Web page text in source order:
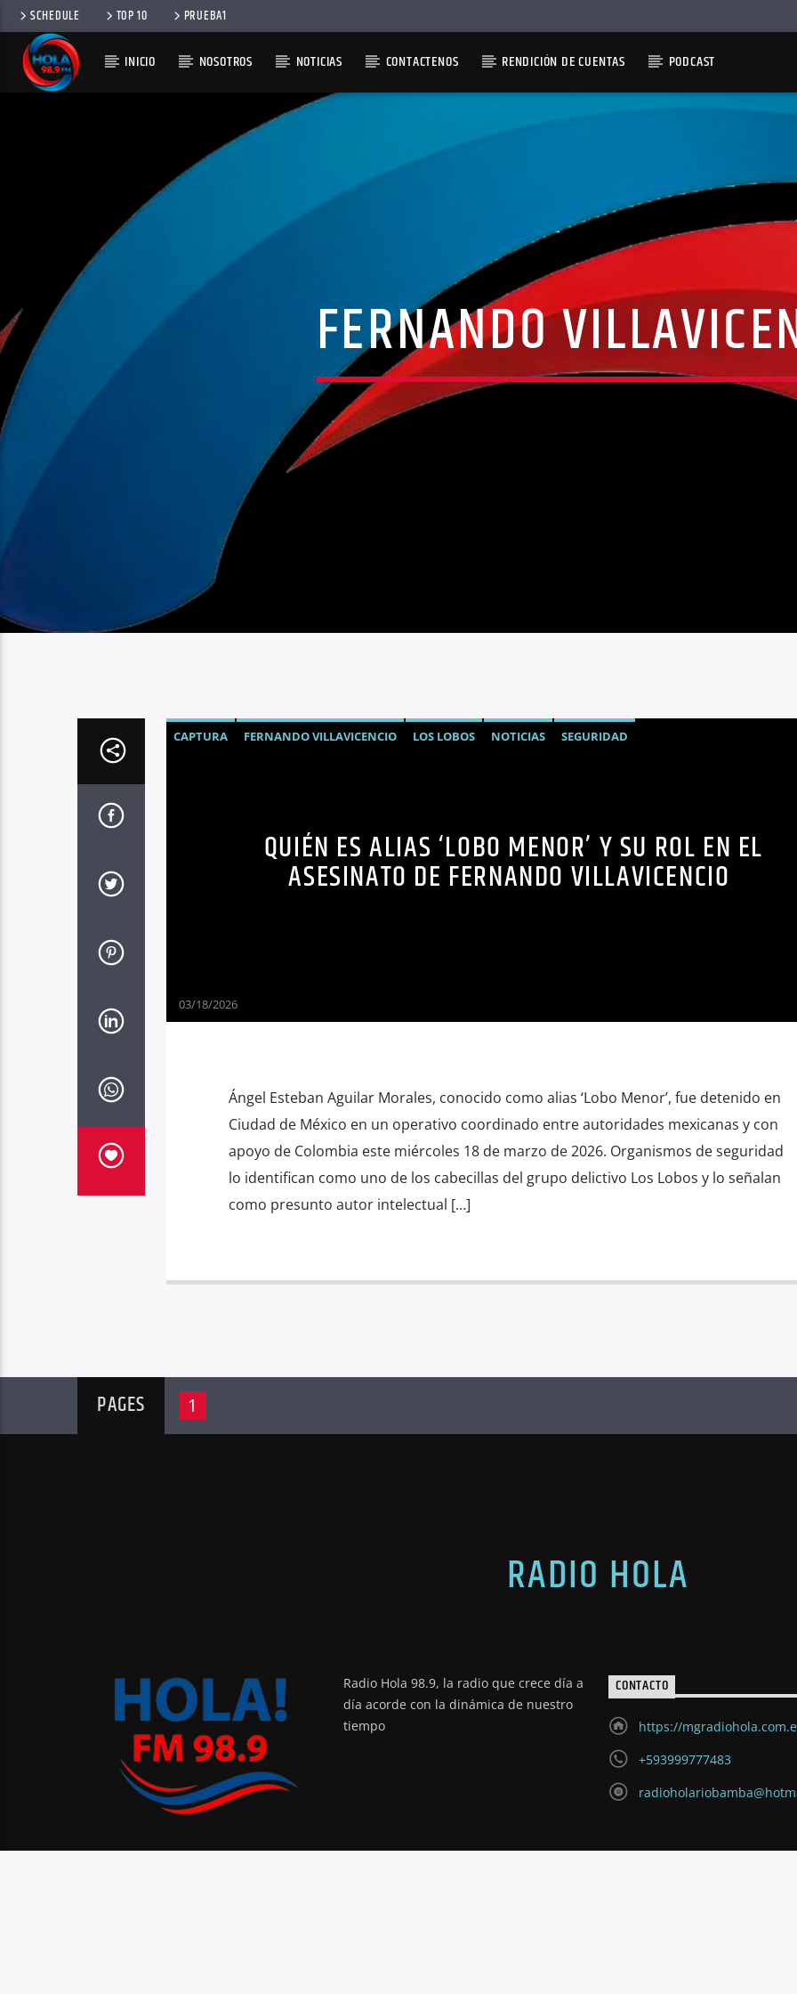
SCHEDULE TOP 10 PRUEBA1
INICIO NOSOTROS NOTICIAS CONTACTENOS RENDICIÓN DE CUENTAS PODCAST
FERNANDO
CAPTURA FERNANDO VILLAVICENCIO LOS LOBOS NOTICIAS SEGURIDAD
QUIÉN ES ALIAS ‘LOBO MENOR’ Y SU ROL EN EL
ASESINATO DE FERNANDO VILLAVICENCIO
03/18/2026
Ángel Esteban Aguilar Morales, conocido como alias ‘Lobo Menor’, fue detenido en
Ciudad de México en un operativo coordinado entre autoridades mexicanas y con
apoyo de Colombia este miércoles 18 de marzo de 2026. Organismos de seguridad
lo identifican como uno de los cabecillas del grupo delictivo Los Lobos y lo señalan
como presunto autor intelectual […]
PAGES 1
RADIO HOLA
Radio Hola 98.9, la radio que crece día a
día acorde con la dinámica de nuestro
tiempo
CONTACTO
https://
+593999777483